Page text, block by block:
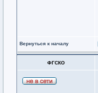
Вернуться к началу
ФГСКО